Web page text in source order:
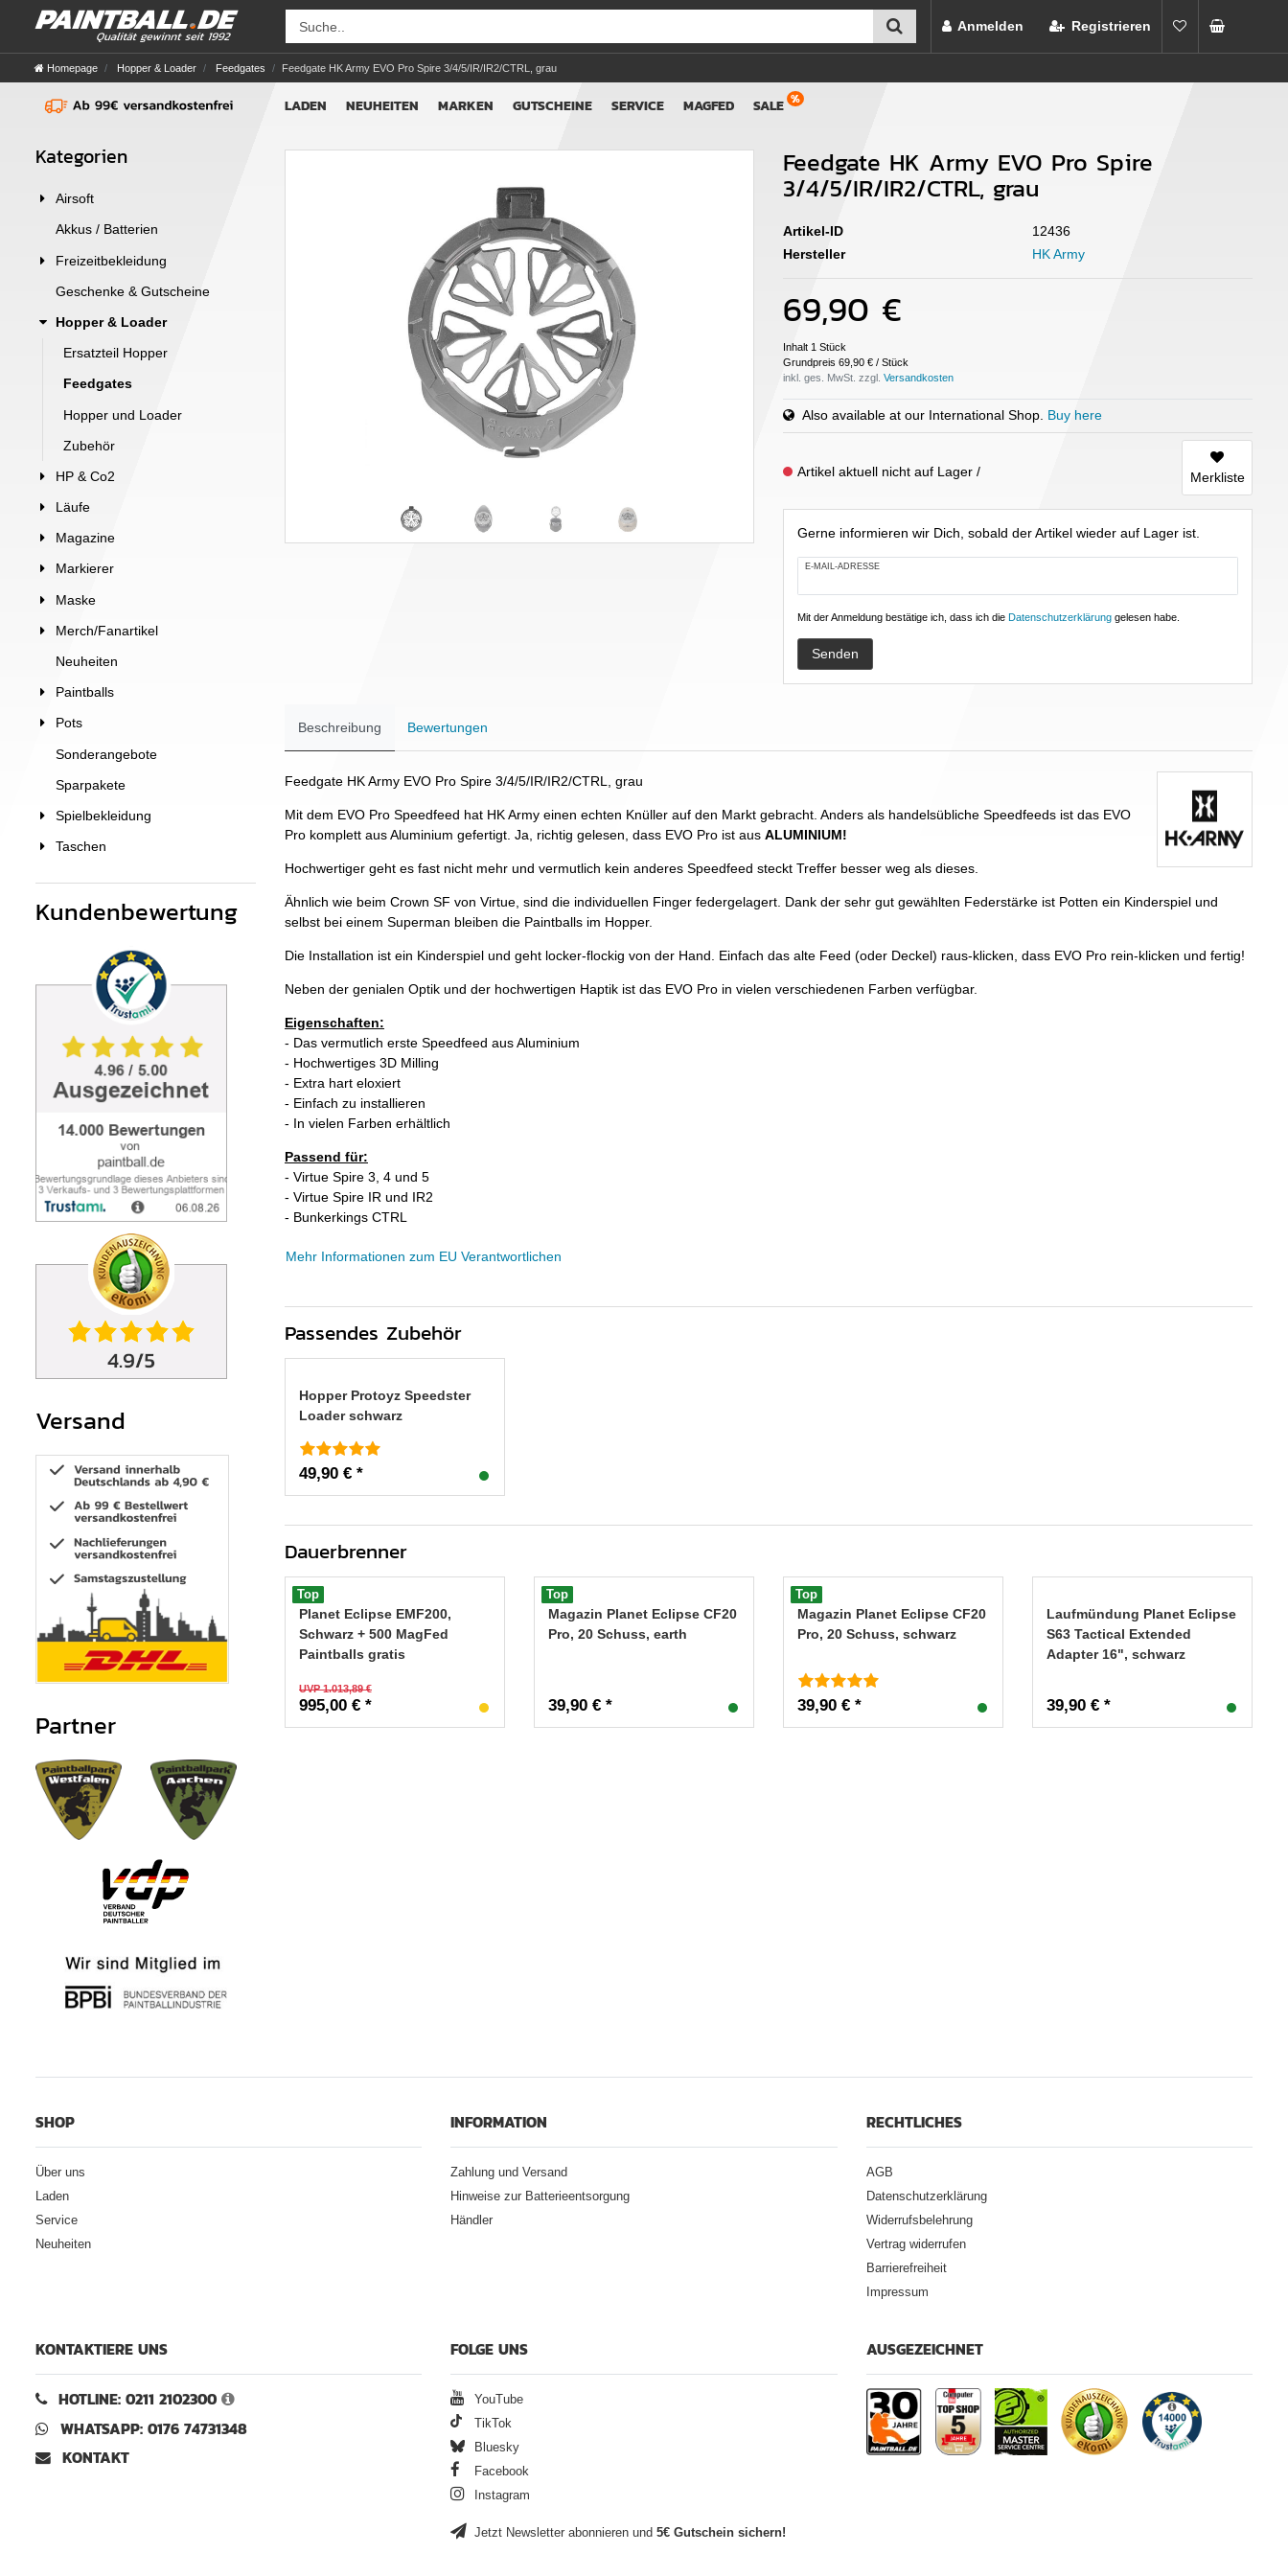
Anmelden Registrieren
Homepage Hopper & Loader Feedgates Feedgate HK Army EVO Pro Spire 3/4/5/IR/IR2/CTRL, grau
LADEN NEUHEITEN MARKEN GUTSCHEINE SERVICE MAGFED SALE
Kategorien
Airsoft
Akkus / Batterien
Freizeitbekleidung
Geschenke & Gutscheine
Hopper & Loader
Ersatzteil Hopper
Feedgates
Hopper und Loader
Zubehör
HP & Co2
Läufe
Magazine
Markierer
Maske
Merch/Fanartikel
Neuheiten
Paintballs
Pots
Sonderangebote
Sparpakete
Spielbekleidung
Taschen
Kundenbewertung
Versand
Partner
Feedgate HK Army EVO Pro Spire
3/4/5/IR/IR2/CTRL, grau
Artikel-ID
12436
Hersteller
HK Army
69,90 €
Inhalt 1 Stück
Grundpreis 69,90 € / Stück
inkl. ges. MwSt. zzgl.
Also available at our International Shop. Buy here
Artikel aktuell nicht auf Lager Merkliste
Gerne informieren wir Dich, sobald der Artikel wieder auf Lager ist.
E-MAIL-ADRESSE
Mit der Anmeldung bestätige ich, dass ich die Daten­schutz­erklärung gelesen habe.
Senden
Beschreibung Bewertungen
Feedgate HK Army EVO Pro Spire 3/4/5/IR/IR2/CTRL, grau
Mit dem EVO Pro Speedfeed hat HK Army einen echten Knüller auf den Markt gebracht. Anders als handelsübliche Speedfeeds ist das EVO
Pro komplett aus Aluminium gefertigt. Ja, richtig gelesen, dass EVO Pro ist aus ALUMINIUM!
Hochwertiger geht es fast nicht mehr und vermutlich kein anderes Speedfeed steckt Treffer besser weg als dieses.
Ähnlich wie beim Crown SF von Virtue, sind die individuellen Finger federgelagert. Dank der sehr gut gewählten Federstärke ist Potten ein Kinderspiel und
selbst bei einem Superman bleiben die Paintballs im Hopper.
Die Installation ist ein Kinderspiel und geht locker-flockig von der Hand. Einfach das alte Feed (oder Deckel) raus-klicken, dass EVO Pro rein-klicken und fertig!
Neben der genialen Optik und der hochwertigen Haptik ist das EVO Pro in vielen verschiedenen Farben verfügbar.
Eigenschaften:
- Das vermutlich erste Speedfeed aus Aluminium
- Hochwertiges 3D Milling
- Extra hart eloxiert
- Einfach zu installieren
- In vielen Farben erhältlich
Passend für:
- Virtue Spire 3, 4 und 5
- Virtue Spire IR und IR2
- Bunkerkings CTRL
Mehr Informationen zum EU Verantwortlichen
Passendes Zubehör
Hopper Protoyz Speedster
Loader schwarz
49,90 € *
Dauerbrenner
Top
Planet Eclipse EMF200,
Schwarz + 500 MagFed
Paintballs gratis
UVP 1.013,89 €
995,00 € *
Top
Magazin Planet Eclipse CF20
Pro, 20 Schuss, earth
39,90 € *
Top
Magazin Planet Eclipse CF20
Pro, 20 Schuss, schwarz
39,90 € *
Laufmündung Planet Eclipse
S63 Tactical Extended
Adapter 16", schwarz
39,90 € *
SHOP
Über uns
Laden
Service
Neuheiten
INFORMATION
Zahlung und Versand
Hinweise zur Batterieentsorgung
Händler
RECHTLICHES
AGB
Datenschutzerklärung
Widerrufsbelehrung
Vertrag widerrufen
Barrierefreiheit
Impressum
KONTAKTIERE UNS
HOTLINE: 0211 2102300
WHATSAPP: 0176 74731348
KONTAKT
FOLGE UNS
YouTube
TikTok
Bluesky
Facebook
Instagram
Jetzt Newsletter abonnieren und5€ Gutschein sichern!
AUSGEZEICHNET